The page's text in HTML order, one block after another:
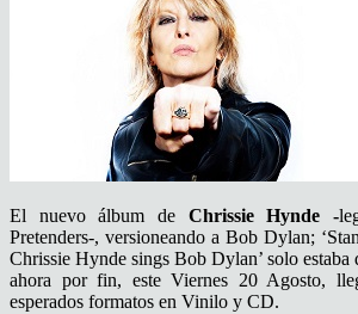
El nuevo álbum de Chrissie Hynde -
Pretenders-, versioneando a Bob Dylan;
Chrissie Hynde sings Bob Dylan’ solo
ahora por fin, este Viernes 20 Agosto,
esperados formatos en Vinilo y CD.